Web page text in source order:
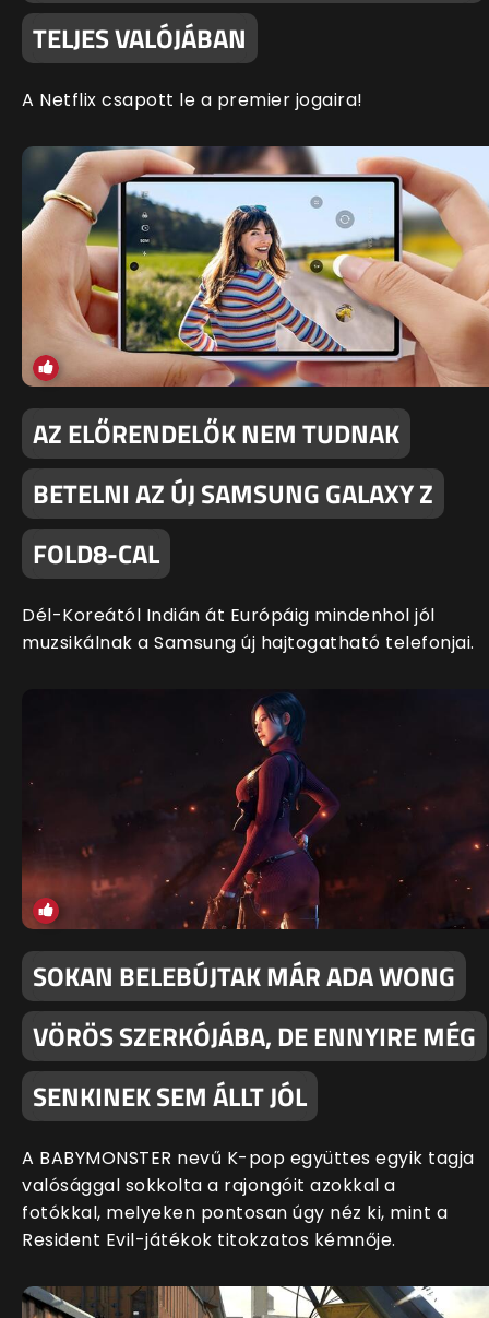
TELJES VALÓJÁBAN
A Netflix csapott le a premier jogaira!
AZ ELŐRENDELŐK NEM TUDNAK
BETELNI AZ ÚJ SAMSUNG GALAXY Z
FOLD8-CAL
Dél-Koreától Indián át Európáig mindenhol jól
muzsikálnak a Samsung új hajtogatható telefonjai.
SOKAN BELEBÚJTAK MÁR ADA WONG
VÖRÖS SZERKÓJÁBA, DE ENNYIRE MÉG
SENKINEK SEM ÁLLT JÓL
A BABYMONSTER nevű K-pop együttes egyik tagja
valósággal sokkolta a rajongóit azokkal a
fotókkal, melyeken pontosan úgy néz ki, mint a
Resident Evil-játékok titokzatos kémnője.